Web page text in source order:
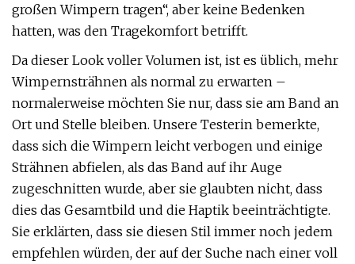
großen Wimpern tragen“, aber keine Bedenken
hatten, was den Tragekomfort betrifft.
Da dieser Look voller Volumen ist, ist es üblich, mehr
Wimpernsträhnen als normal zu erwarten –
normalerweise möchten Sie nur, dass sie am Band an
Ort und Stelle bleiben. Unsere Testerin bemerkte,
dass sich die Wimpern leicht verbogen und einige
Strähnen abfielen, als das Band auf ihr Auge
zugeschnitten wurde, aber sie glaubten nicht, dass
dies das Gesamtbild und die Haptik beeinträchtigte.
Sie erklärten, dass sie diesen Stil immer noch jedem
empfehlen würden, der auf der Suche nach einer voll